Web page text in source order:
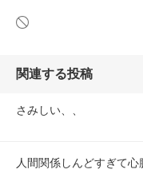
関連する投稿
さみしい、、
人間関係しんどすぎて